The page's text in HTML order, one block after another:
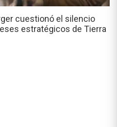
cuestionó el silencio
estratégicos de Tierra